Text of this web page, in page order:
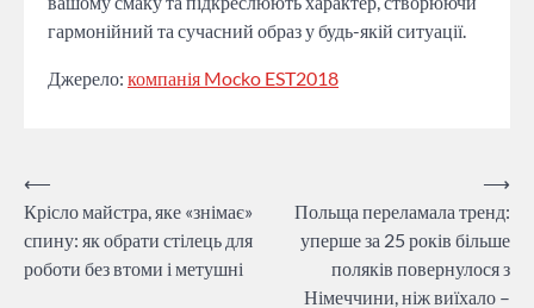
гармонійний та сучасний образ у будь-якій ситуації.
Джерело: компанія Mocko EST2018
Навігація
записів
⟵
Крісло майстра, яке «знімає»
спину: як обрати стілець для
роботи без втоми і метушні
Польща переламала тренд:
уперше за 25 років більше
поляків повернулося з
Німеччини, ніж виїхало –
⟶